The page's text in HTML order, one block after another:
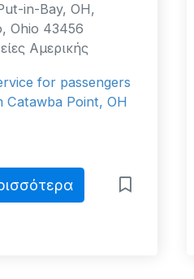
in-Bay, OH,
Ohio 43456
Αμερικής
for passengers
Catawba Point, OH